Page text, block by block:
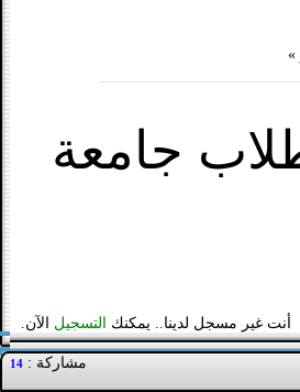
»
جامعة
أنت غير مسجل لدينا.. يمكنك التسجيل الآن.
مشاركة : 14